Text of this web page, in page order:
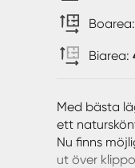
Boarea:
Biarea:
Med bästa
ett
Nu finns
ut över